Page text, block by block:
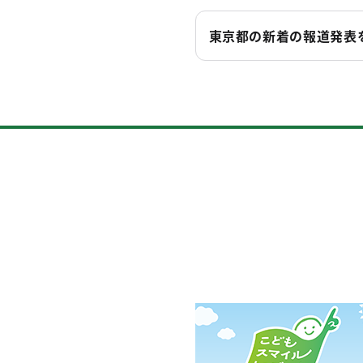
東京都の新着の報道発表